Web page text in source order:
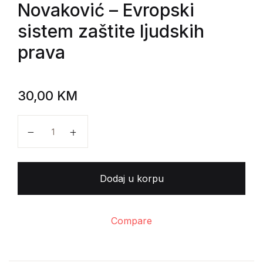
Novaković – Evropski
sistem zaštite ljudskih
prava
30,00 KM
Dodaj u korpu
Compare